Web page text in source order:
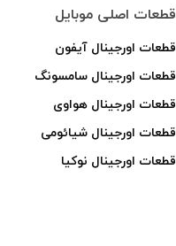
قطعات اصلی موبایل
قطعات اورجینال آیفون
قطعات اورجینال سامسونگ
قطعات اورجینال هواوی
قطعات اورجینال شیائومی
قطعات اورجینال نوکیا